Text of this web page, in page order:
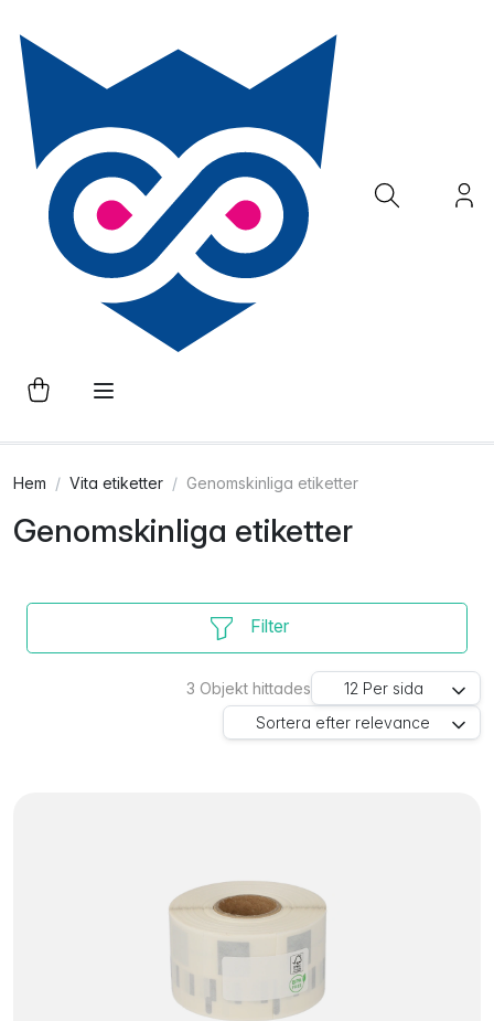
Hem Vita etiketter Genomskinliga etiketter
Genomskinliga etiketter
Filter
3 Objekt hittades 12 Per sida
Sortera efter relevance